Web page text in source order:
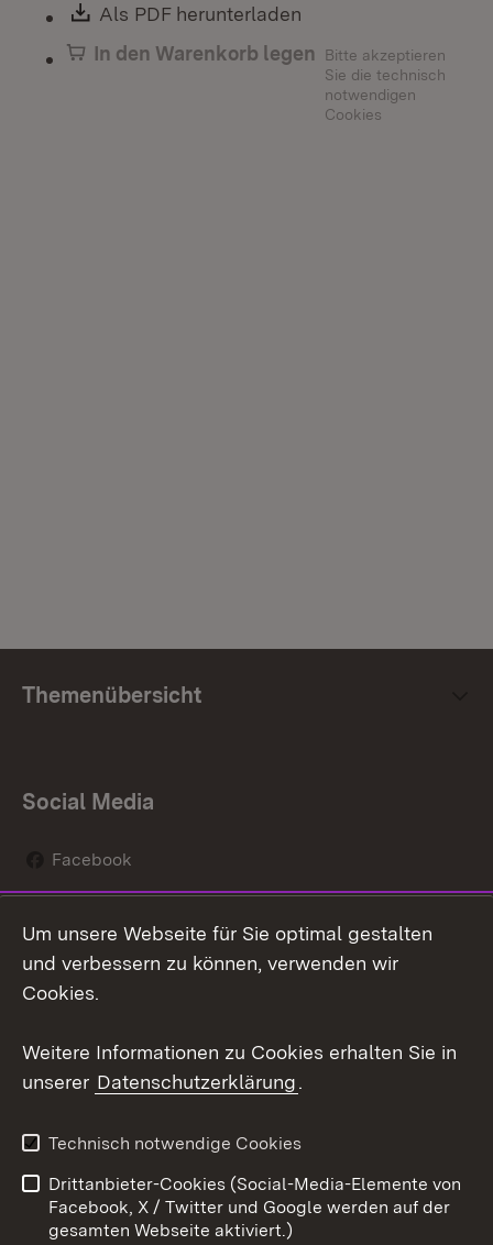
Download:
Als PDF herunterladen
In den Warenkorb legen
Bitte akzeptieren
Sie die technisch
notwendigen
Cookies
Themenübersicht
Social Media
Facebook
Social Wall
Youtube
Kontakt
Datenschutz
Barrierefreiheit
Impressum Cookies
Um unsere Webseite für Sie optimal gestalten
und verbessern zu können, verwenden wir
Cookies.
Weitere Informationen zu Cookies erhalten Sie in
unserer Datenschutzerklärung.
Technisch notwendige Cookies
Drittanbieter-Cookies (Social-Media-Elemente von
Facebook, X / Twitter und Google werden auf der
gesamten Webseite aktiviert.)